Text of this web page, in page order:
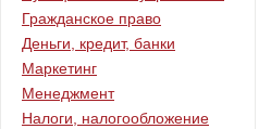
Гражданское право
Деньги, кредит, банки
Маркетинг
Менеджмент
Налоги, налогообложение